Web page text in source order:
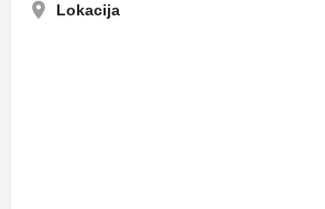
Lokacija